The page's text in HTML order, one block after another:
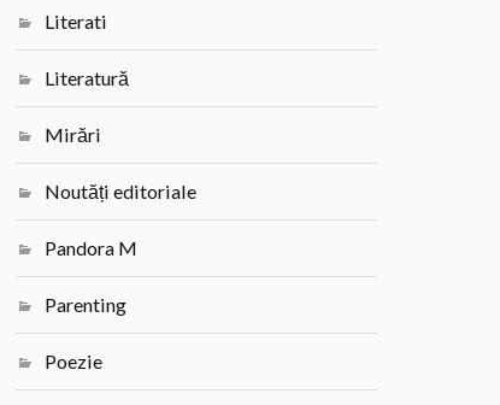
Literati
Literatură
Mirări
Noutăți editoriale
Pandora M
Parenting
Poezie